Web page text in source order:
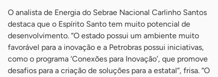
O analista de Energia do Sebrae Nacional Carlinho Santos
destaca que o Espírito Santo tem muito potencial de
desenvolvimento. “O estado possui um ambiente muito
favorável para a inovação e a Petrobras possui iniciativas,
como o programa ‘Conexões para Inovação’, que promove
desafios para a criação de soluções para a estatal”, frisa. “O